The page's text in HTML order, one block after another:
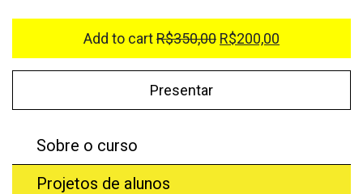
Add to cartR$350,00 R$200,00
Presentar
Sobre o curso
Projetos de alunos